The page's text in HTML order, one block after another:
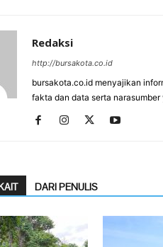
Redaksi
http://bursakota.co.id
bursakota.co.id menyajikan
fakta dan data serta narasumber
DARI PENULIS